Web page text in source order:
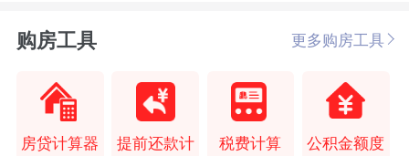
购房工具 更多购房工具
房贷计算器 提前还款计 税费计算 公积金额度